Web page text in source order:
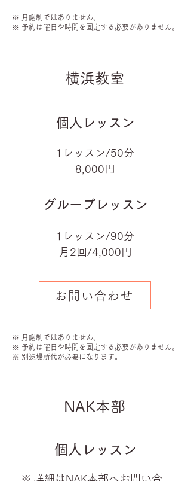
※ 月謝制ではありません。
※ 予約は曜日や時間を固定する必要がありません。
横浜教室
個人レッスン
1レッスン/50分
8,000円
グループレッスン
1レッスン/90分
月2回/4,000円
お問い合わせ
※ 月謝制ではありません。
※ 予約は曜日や時間を固定する必要がありません。
※ 別途場所代が必要になります。
NAK本部
個人レッスン
※ 詳細はNAK本部へお問い合